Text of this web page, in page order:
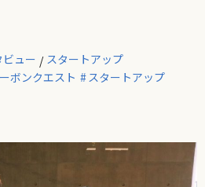
ュー
スタートアップ
ボンクエスト
スタートアップ